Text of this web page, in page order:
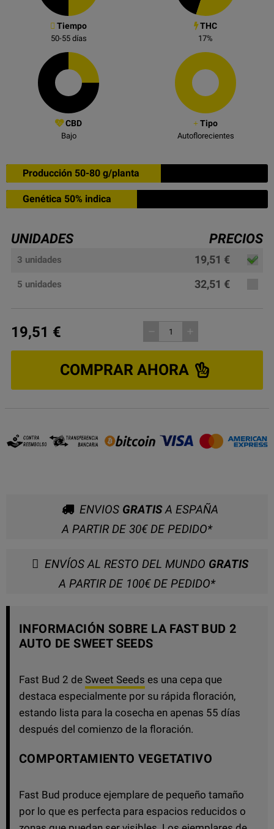
Tiempo
50-55días
THC
17%
CBD
Bajo
Tipo
Autoflorecientes
Producción 50-80 g/planta
Genética 50% indica
UNIDADES PRECIOS
3 unidades 19,51 €
5 unidades 32,51 €
19,51 € add
COMPRAR AHORA
ENVIOS GRATISA ESPAÑA
A PARTIR DE 30€ DE PEDIDO*
ENVÍOS AL RESTO DEL MUNDO GRATIS
A PARTIR DE 100€ DE PEDIDO*
INFORMACIÓN SOBRE LA FAST BUD 2
AUTO DE SWEET SEEDS
Fast Bud 2 de Sweet Seeds es una cepa que
destaca especialmente por su rápida floración,
estando lista para la cosecha en apenas 55 días
después del comienzo de la floración.
COMPORTAMIENTO VEGETATIVO
Fast Bud produce ejemplare de pequeño tamaño
por lo que es perfecta para espacios reducidos o